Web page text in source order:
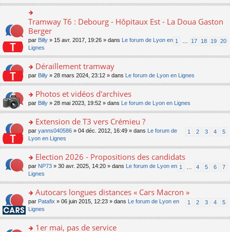
ré
c
e
nt
n
lu
le
pl
u
s
ré
c
e
nt
g
n
o
n
lu
le
u
s
ré
c
e
m
e
s
g
o
n
lu
pl
u
s
ré
c
e
s
ult
er
le
m
e
s
s
a
e
o
n
lu
pl
u
s
ré
c
e
nt
o
n
ult
er
le
m
e
s
a
g
e
n
o
n
pl
u
s
ré
c
nt
Tramway T6 : Debourg - Hôpitaux Est - La Doua Gaston
Berger
1 17 18 19 20
par Billy » 15 avr. 2017, 19:26 » dans
Le forum de Lyon en
Lignes
o
n
ult
er
le
m
e
s
g
e
n
o
n
le
s
Déraillement tramway
par Billy » 28 mars 2024, 23:12 » dans Le forum de Lyon en Lignes
o
n
ult
er
le
m
e
s
s
e
n
o
n
lu
Photos et vidéos d'archives
par Billy » 28 mai 2023, 19:52 » dans Le forum de Lyon en Lignes
o
s
er
le
m
e
s
s
a
n
Extension de T3 vers Crémieu ?
1 2 3 4 5
par yanns040586 » 04 déc. 2012, 16:49 » dans
Le forum de
Lyon en Lignes
o
s
er
le
m
e
s
Election 2026 - Propositions des candidats
1 4 5 6 7
par NP73 » 30 avr. 2025, 14:20 » dans
Le forum de Lyon en
Lignes
o
s
Autocars longues distances « Cars Macron »
1 2 3 4 5
par Patafix » 06 juin 2015, 12:23 » dans
Le forum de Lyon en
Lignes
1er mai, pas de service